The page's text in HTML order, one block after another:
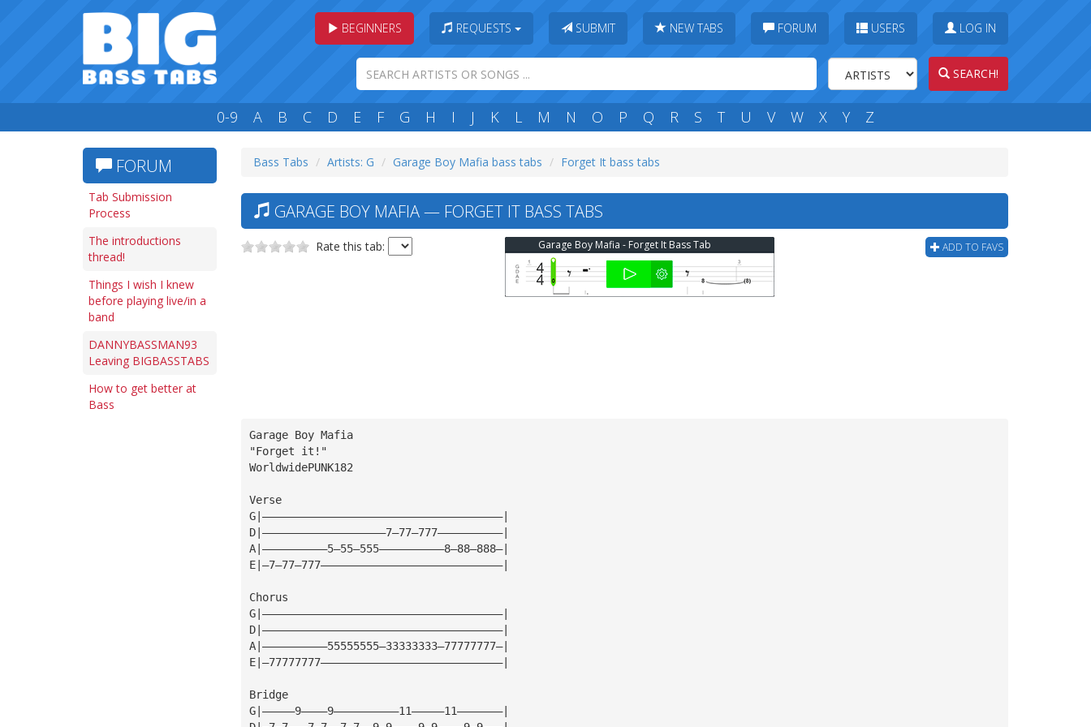
BEGINNERS REQUESTS SUBMIT NEW TABS FORUM USERS LOG IN
SEARCH!
0-9 A B C D E F G H I J K L M N O P Q R S T U V W X Y Z
FORUM
Tab Submission
Process
The introductions
thread!
Things I wish I knew
before playing live/in a
band
DANNYBASSMAN93
Leaving BIGBASSTABS
How to get better at
Bass
Bass Tabs Artists: G Garage Boy Mafia bass tabs Forget It bass tabs
GARAGE BOY MAFIA — FORGET IT BASS TABS
Rate this tab: ADD TO FAVS
Garage Boy Mafia - Forget It Bass Tab
Garage Boy Mafia
"Forget it!"
WorldwidePUNK182
Verse
G|—————————————————————————————————————|
D|———————————————————7—77—777——————————|
A|——————————5—55—555——————————8—88—888—|
E|—7—77—777————————————————————————————|
Chorus
G|—————————————————————————————————————|
D|—————————————————————————————————————|
A|——————————55555555—33333333—77777777—|
E|—77777777————————————————————————————|
Bridge
G|—————9————9——————————11—————11———————|